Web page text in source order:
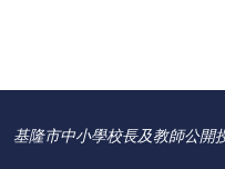
基隆市中小學校長及教師公開